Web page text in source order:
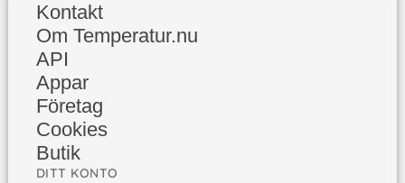
Kontakt
Om Temperatur.nu
API
Appar
Företag
Cookies
Butik
DITT KONTO